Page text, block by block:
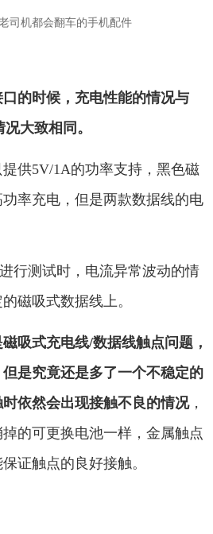
的时候，充电性能的情况与
大致相同。
供5V/1A的功率支持，黑色磁
率充电，但是两款数据线的电
行测试时，电流异常波动的情
磁吸式数据线上。
吸式充电线/数据线触点问题，
是究竟还是多了一个不稳定的
依然会出现接触不良的情况，
的可更换电池一样，金属触点
证触点的良好接触。